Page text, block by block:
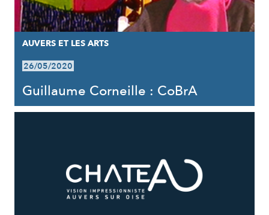
AUVERS ET LES ARTS
26/05/2020
Guillaume Corneille : CoBrA